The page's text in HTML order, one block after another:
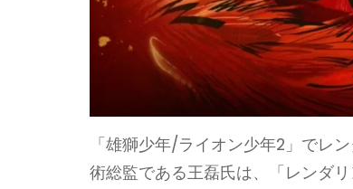
「雄獅少年/ライオン少年2」でレ
術総監である王磊氏は、「レンダ